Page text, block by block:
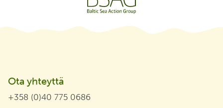
Ota yhteyttä
+358 (0)40 775 0686